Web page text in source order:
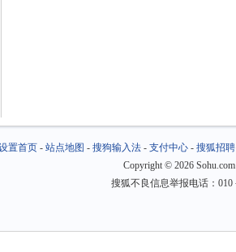
置首页- 站点地图 - 搜狗输入法- 支付中心- 搜狐招聘
Copyright © 2026
搜狐不良信息举报电话：010